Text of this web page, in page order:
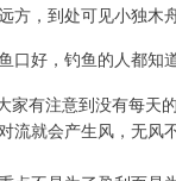
方，到处可见小独木
口好，钓鱼的人都知
家有注意到没有每天
流就会产生风，无风